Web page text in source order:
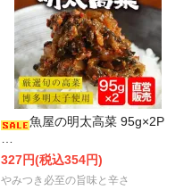
魚屋の明太高菜 95g×2P
327円(税込354円)
やみつき必至の旨味と辛さ